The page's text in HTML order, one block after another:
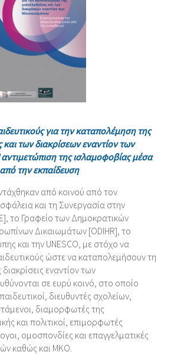
για την καταπολέμηση της
και των διακρίσεων εναντίον των
της ισλαμοφοβίας μέσα
από την εκπαίδευση
από κοινού από τον
και τη Συνεργασία στην
το Γραφείο των Δημοκρατικών
Δικαιωμάτων [ODIHR], το
και την UNESCO, με στόχο να
ώστε να καταπολεμήσουν τη
εναντίον των
σε ευρύ κοινό, στο οποίο
διευθυντές σχολείων,
διαμορφωτές της
και πολιτικοί, επιμορφωτές
ομοσπονδίες και επαγγελματικές
καθώς και ΜΚΟ.